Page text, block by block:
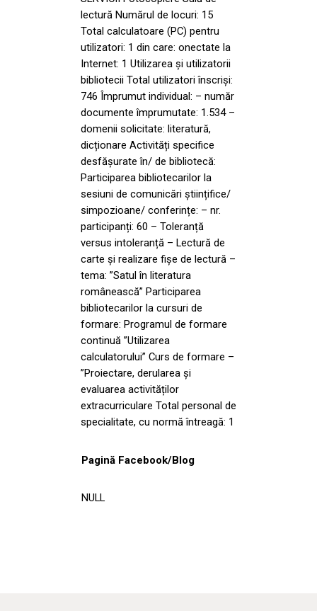
lectură Numărul de locuri: 15
Total calculatoare (PC) pentru
utilizatori: 1 din care: onectate la
Internet: 1 Utilizarea și utilizatorii
bibliotecii Total utilizatori înscriși:
746 Împrumut individual: – număr
documente împrumutate: 1.534 –
domenii solicitate: literatură,
dicționare Activități specifice
desfășurate în/ de bibliotecă:
Participarea bibliotecarilor la
sesiuni de comunicări științifice/
simpozioane/ conferințe: – nr.
participanți: 60 – Toleranță
versus intoleranță – Lectură de
carte și realizare fișe de lectură –
tema: ”Satul în literatura
românească” Participarea
bibliotecarilor la cursuri de
formare: Programul de formare
continuă ”Utilizarea
calculatorului” Curs de formare –
”Proiectare, derularea și
evaluarea activităților
extracurriculare Total personal de
specialitate, cu normă întreagă: 1
Pagină Facebook/Blog
NULL